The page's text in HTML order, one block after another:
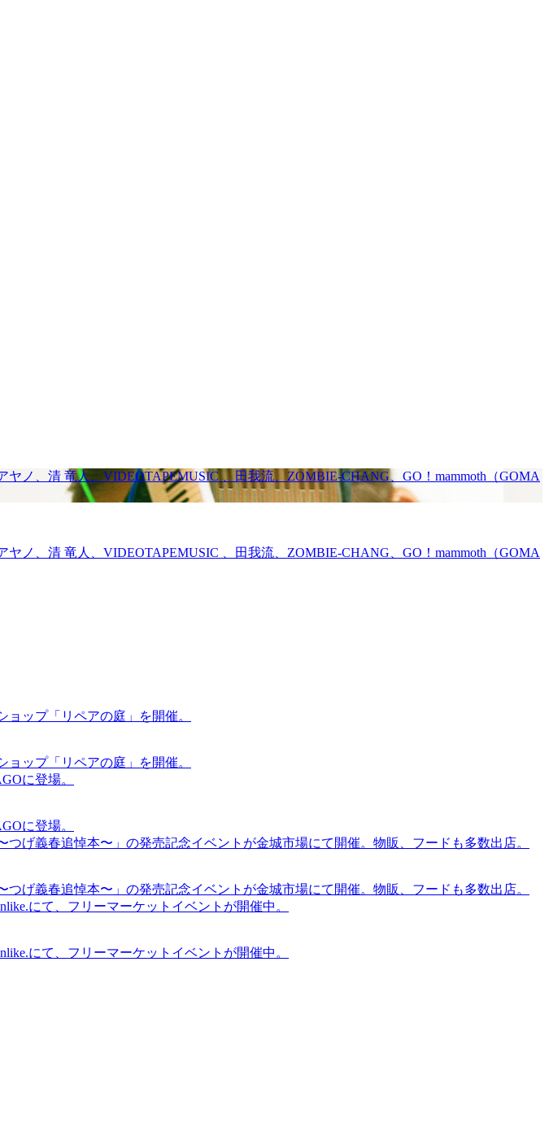
ノ、清 竜人、VIDEOTAPEMUSIC 、田我流、ZOMBIE-CHANG、GO！mammoth（GOMA
ノ、清 竜人、VIDEOTAPEMUSIC 、田我流、ZOMBIE-CHANG、GO！mammoth（GOMA
ップ「リペアの庭」を開催。
ップ「リペアの庭」を開催。
に登場。
に登場。
げ義春追悼本〜」の発売記念イベントが金城市場にて開催。物販、フードも多数出店。
げ義春追悼本〜」の発売記念イベントが金城市場にて開催。物販、フードも多数出店。
にて、フリーマーケットイベントが開催中。
にて、フリーマーケットイベントが開催中。